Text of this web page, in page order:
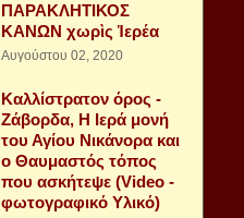
ΠΑΡΑΚΛΗΤΙΚΟΣ
ΚΑΝΩΝ χωρὶς Ἱερέα
Αυγούστου 02, 2020
Καλλίστρατον όρος -
Ζάβορδα, Η Ιερά μονή
του Αγίου Νικάνορα και
ο Θαυμαστός τόπος
που ασκήτεψε (Video -
φωτογραφικό Υλικό)